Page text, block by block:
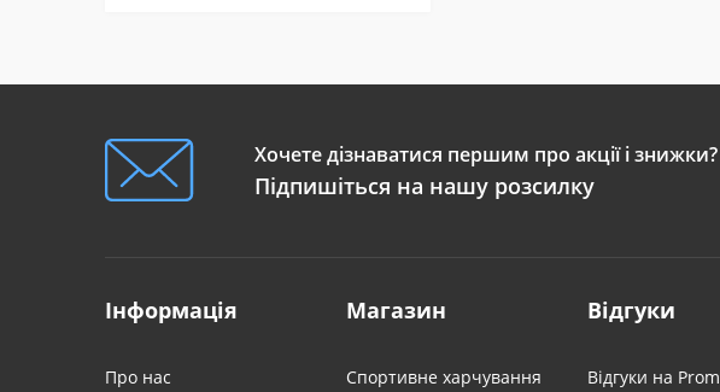
Хочете дізнаватися першим про акції і знижки?
Підпишіться на нашу розсилку
Інформація
Про нас
Магазин
Спортивне харчування
Відгуки
Відгуки на Prom